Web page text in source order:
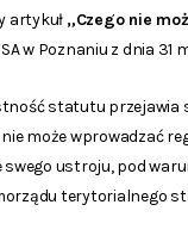
artykuł „Czego nie
w Poznaniu z dnia 31
statutu
może wprowadzać
ustroju, pod
terytorialnego